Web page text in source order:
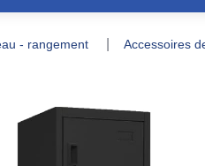
- rangement accessoires